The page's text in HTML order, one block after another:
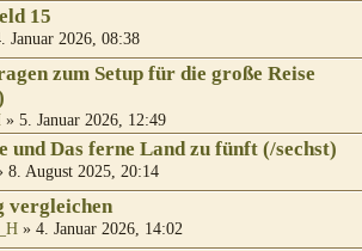
15
Januar 2026, 08:38
zum Setup für die große Reise
» 5. Januar 2026, 12:49
und Das ferne Land zu fünft (/sechst)
8. August 2025, 20:14
vergleichen
» 4. Januar 2026, 14:02